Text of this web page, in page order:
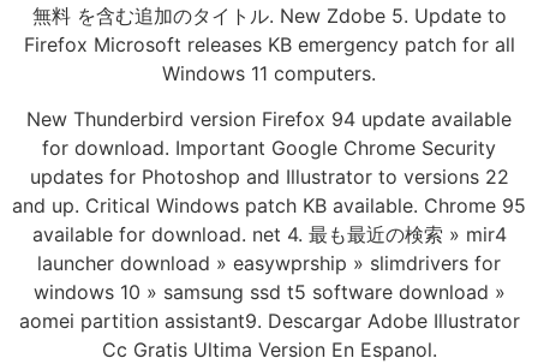
無料 を含む追加のタイトル. New Zdobe 5. Update to
Firefox Microsoft releases KB emergency patch for all
Windows 11 computers.
New Thunderbird version Firefox 94 update available
for download. Important Google Chrome Security
updates for Photoshop and Illustrator to versions 22
and up. Critical Windows patch KB available. Chrome 95
available for download. net 4. 最も最近の検索 » mir4
launcher download » easywprship » slimdrivers for
windows 10 » samsung ssd t5 software download »
aomei partition assistant9. Descargar Adobe Illustrator
Cc Gratis Ultima Version En Espanol.